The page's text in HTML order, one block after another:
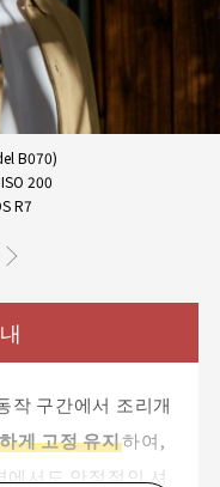
B070)
200
R7
작 구간에서 조리개
게 고정 유지하여,
서도 안정적인 셔